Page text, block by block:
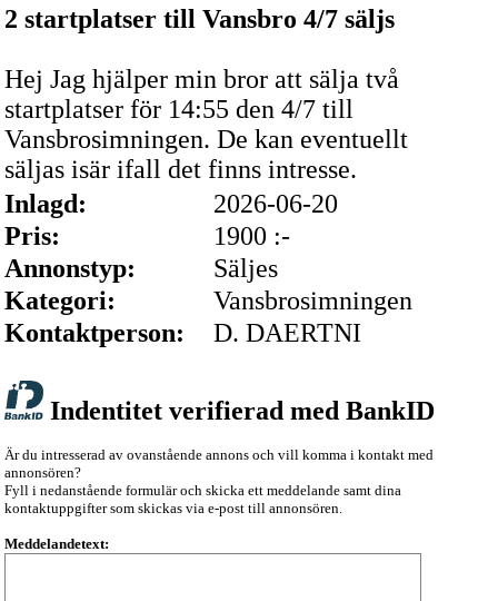
2 startplatser till Vansbro 4/7 säljs
Hej Jag hjälper min bror att sälja två
startplatser för 14:55 den 4/7 till
Vansbrosimningen. De kan eventuellt
säljas isär ifall det finns intresse.
Inlagd:
2026-06-20
Pris:
1900 :-
Annonstyp:
Säljes
Kategori:
Vansbrosimningen
Kontaktperson:
D. DAERTNI
Indentitet verifierad med BankID
Är du intresserad av ovanstående annons och vill komma i kontakt med
annonsören?
Fyll i nedanstående formulär och skicka ett meddelande samt dina
kontaktuppgifter som skickas via e-post till annonsören.
Meddelandetext: